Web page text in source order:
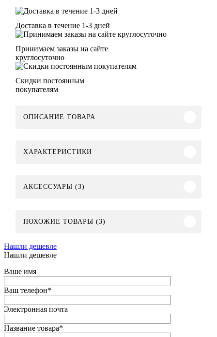
Доставка в течение 1-3 дней
Принимаем заказы на сайте
круглосуточно
Скидки постоянным
покупателям
ОПИСАНИЕ ТОВАРА
ХАРАКТЕРИСТИКИ
АКСЕССУАРЫ (3)
ПОХОЖИЕ ТОВАРЫ (3)
Нашли дешевле
Нашли дешевле
Ваше имя
Ваш телефон*
Электронная почта
Название товара*